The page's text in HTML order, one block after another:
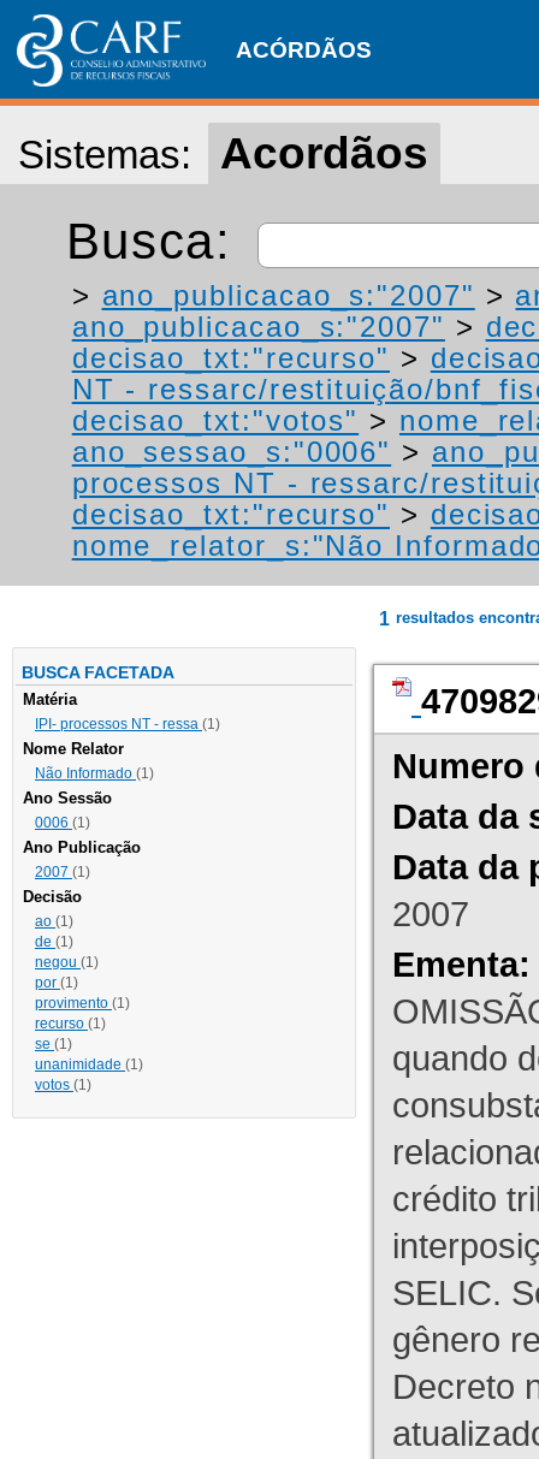
ACÓRDÃOS
Sistemas: Acordãos
Busca:
> ano_publicacao_s:"2007" >
ano_publicacao_s:"2007" >
decisao_txt:"recurso" >
NT - ressarc/restituição/
decisao_txt:"votos" >
ano_sessao_s:"0006" >
processos NT - ressarc/
decisao_txt:"recurso" >
nome_relator_s:"Não
BUSCA FACETADA
Matéria
IPI- processos NT - ressa (1)
Nome Relator
Não Informado (1)
Ano Sessão
0006 (1)
Ano Publicação
2007 (1)
Decisão
ao (1)
de (1)
negou (1)
por (1)
provimento (1)
recurso (1)
se (1)
unanimidade (1)
votos (1)
1 resultados
Numero
Data da
Data da
2007
Ementa:
quando
crédito
SELIC.
gênero
Decreto